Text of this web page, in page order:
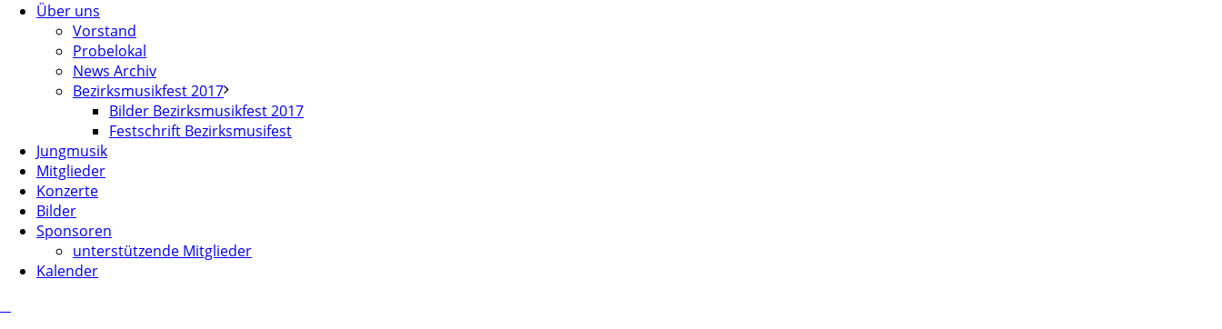
Über uns
Vorstand
Probelokal
News Archiv
Bezirksmusikfest 2017
Bilder Bezirksmusikfest 2017
Festschrift Bezirksmusifest
Jungmusik
Mitglieder
Konzerte
Bilder
Sponsoren
unterstützende Mitglieder
Kalender